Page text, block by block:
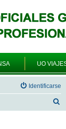
UO
Identificarse